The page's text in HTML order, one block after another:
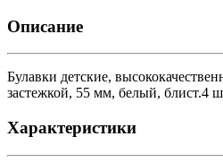
Описание
Булавки детские,
застежкой, 55 мм, белый, блист.4
Характеристики